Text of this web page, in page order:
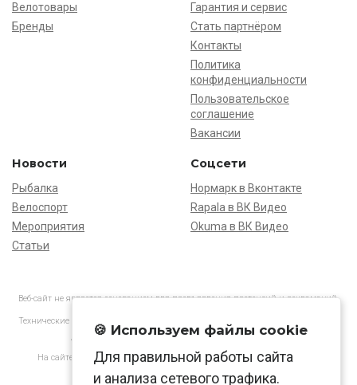
Велотовары
Бренды
Гарантия и сервис
Стать партнёром
Контакты
Политика
конфиденциальности
Пользовательское
соглашение
Вакансии
Новости
Рыбалка
Велоспорт
Мероприятия
Статьи
Соцсети
Нормарк в Вконтакте
Rapala в ВК Видео
Okuma в ВК Видео
Веб-сайт не является основанием для предъявления претензий и рекламаций,
Технические характеристики товаров могут отличаться от указанных на сайте.
АО «Нормарк» ИНН 7728172512 ОГРН 1037739603505
На сайте применяютсярекомендательные технологиив соответствии
🍪 Используем файлы cookie
Для правильной работы сайта
и анализа сетевого трафика.